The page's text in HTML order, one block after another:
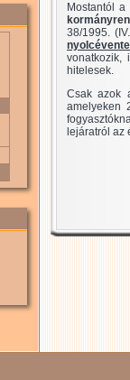
Mostantól
38/1995.
vonatkozik,
hitelesek.
Csak azok
amelyeken
lejáratról az